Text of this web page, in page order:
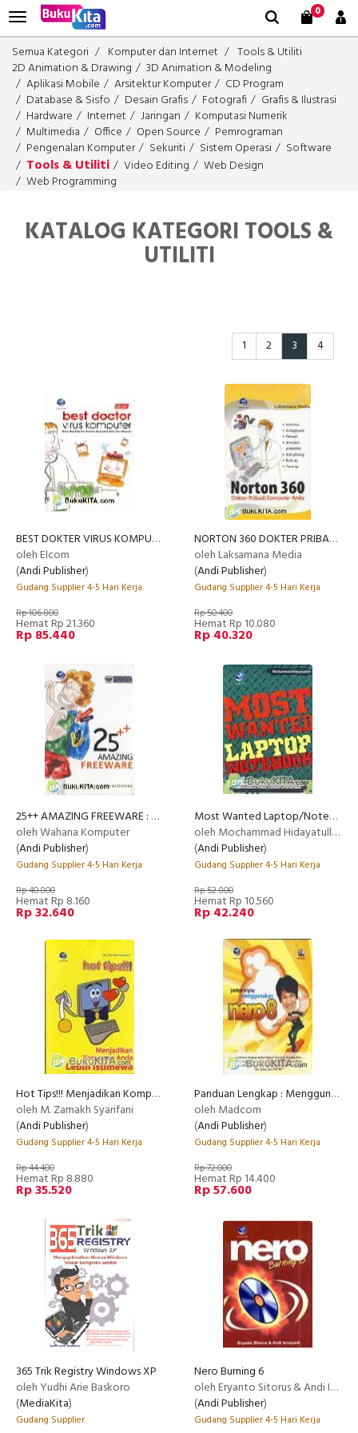
0
Semua Kategori Komputer dan Internet
Tools & Utiliti
2D Animation & Drawing
3D Animation & Modeling
Aplikasi Mobile
Arsitektur Komputer
CD Program
Database & Sisfo
Desain Grafis Fotografi
Grafis & Ilustrasi
Hardware
Internet Jaringan
Komputasi Numerik
Multimedia
Office Open Source
Pemrograman
Pengenalan Komputer
Sekuriti Sistem Operasi Software
Tools & Utiliti Video Editing
Web Design
Web Programming
KATALOG KATEGORI TOOLS &
UTILITI
1 2 3 4
BEST DOKTER VIRUS KOMPUTER
oleh Elcom
(Andi Publisher)
Gudang Supplier 4-5 Hari Kerja
Rp 106.800
Hemat Rp 21.360
Rp 85.440
NORTON 360 DOKTER PRIBADI KOMPUTER ANDA
oleh Laksamana Media
(Andi Publisher)
Gudang Supplier 4-5 Hari Kerja
Rp 50.400
Hemat Rp 10.080
Rp 40.320
25++ AMAZING FREEWARE : FOR YOUR DAILY ACTIVITIES
oleh Wahana Komputer
(Andi Publisher)
Gudang Supplier 4-5 Hari Kerja
Rp 40.800
Hemat Rp 8.160
Rp 32.640
Most Wanted Laptop/Notebook
oleh Mochammad Hidayatullah
(Andi Publisher)
Gudang Supplier 4-5 Hari Kerja
Rp 52.800
Hemat Rp 10.560
Rp 42.240
Hot Tips!!! Menjadikan Komputer Anda Lebih Istimewa
oleh M. Zamakh Syarifani
(Andi Publisher)
Gudang Supplier 4-5 Hari Kerja
Rp 44.400
Hemat Rp 8.880
Rp 35.520
Panduan Lengkap : Menggunakan Nero 8
oleh Madcom
(Andi Publisher)
Gudang Supplier 4-5 Hari Kerja
Rp 72.000
Hemat Rp 14.400
Rp 57.600
365 Trik Registry Windows XP
oleh Yudhi Arie Baskoro
(MediaKita)
Gudang Supplier
Nero Burning 6
oleh Eryanto Sitorus & Andi Ismayadi
(Andi Publisher)
Gudang Supplier 4-5 Hari Kerja